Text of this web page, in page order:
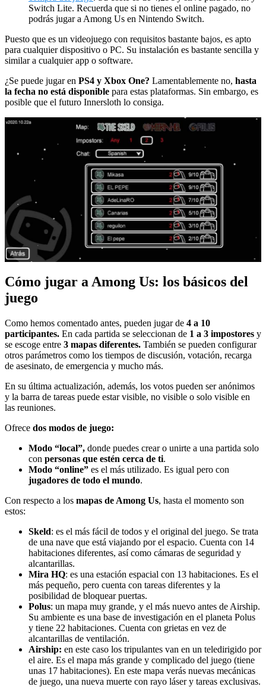
Switch Lite. Recuerda que si no tienes el online pagado, no
podrás jugar a Among Us en Nintendo Switch.
Puesto que es un videojuego con requisitos bastante bajos, es apto
para cualquier dispositivo o PC. Su instalación es bastante sencilla y
similar a cualquier app o software.
¿Se puede jugar en PS4 y Xbox One? Lamentablemente no, hasta
la fecha no está disponible para estas plataformas. Sin embargo, es
posible que el futuro Innersloth lo consiga.
Cómo jugar a Among Us: los básicos del
juego
Como hemos comentado antes, pueden jugar de 4 a 10
participantes. En cada partida se seleccionan de 1 a 3 impostores y
se escoge entre 3 mapas diferentes. También se pueden configurar
otros parámetros como los tiempos de discusión, votación, recarga
de asesinato, de emergencia y mucho más.
En su última actualización, además, los votos pueden ser anónimos
y la barra de tareas puede estar visible, no visible o solo visible en
las reuniones.
Ofrece dos modos de juego:
Modo “local”, donde puedes crear o unirte a una partida solo
con personas que estén cerca de ti.
Modo “online” es el más utilizado. Es igual pero con
jugadores de todo el mundo.
Con respecto a los mapas de Among Us, hasta el momento son
estos:
Skeld: es el más fácil de todos y el original del juego. Se trata
de una nave que está viajando por el espacio. Cuenta con 14
habitaciones diferentes, así como cámaras de seguridad y
alcantarillas.
Mira HQ: es una estación espacial con 13 habitaciones. Es el
más pequeño, pero cuenta con tareas diferentes y la
posibilidad de bloquear puertas.
Polus: un mapa muy grande, y el más nuevo antes de Airship.
Su ambiente es una base de investigación en el planeta Polus
y tiene 22 habitaciones. Cuenta con grietas en vez de
alcantarillas de ventilación.
Airship: en este caso los tripulantes van en un teledirigido por
el aire. Es el mapa más grande y complicado del juego (tiene
unas 17 habitaciones). En este mapa verás nuevas mecánicas
de juego, una nueva muerte con rayo láser y tareas exclusivas.